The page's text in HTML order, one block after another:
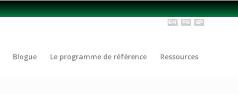
Blogue Le programme de référence Ressources